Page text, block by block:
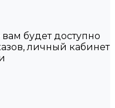
будет доступно
личный кабинет